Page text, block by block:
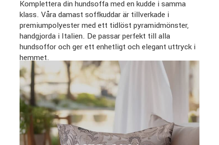
Komplettera din hundsoffa med en kudde i samma
klass. Våra damast soffkuddar är tillverkade i
premiumpolyester med ett tidlöst pyramidmönster,
handgjorda i Italien. De passar perfekt till alla
hundsoffor och ger ett enhetligt och elegant uttryck i
hemmet.